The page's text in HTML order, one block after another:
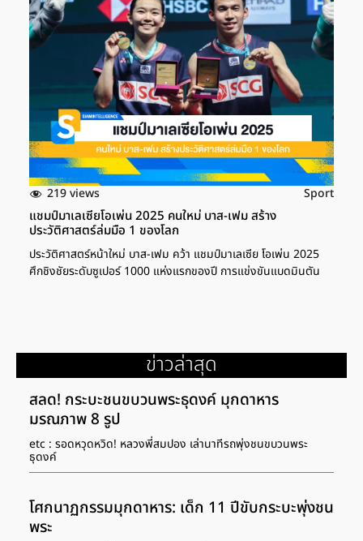
219 views Sport
แชมป์มาเลเซียโอเพ่น 2025 คนใหม่ บาส-เฟม สร้าง
ประวัติศาสตร์ล่มมือ 1 ของโลก
ประวัติศาสตร์หน้าใหม่ บาส-เฟม คว้า แชมป์มาเลเซีย โอเพ่น 2025
ศึกชิงชัยระดับซูเปอร์ 1000 แห่งแรกของปี การแข่งขันแบดมินตัน
ข่าวล่าสุด
สลด! กระบะชนขบวนพระธุดงค์ มุกดาหาร
มรณภาพ 8 รูป
etc : รอดหวุดหวิด! หลวงพี่สมปอง เล่านาทีรถพุ่งชนขบวนพระ
ธุดงค์
โศกนาฏกรรมมุกดาหาร: เด็ก 11 ปีขับกระบะพุ่งชน
พระ